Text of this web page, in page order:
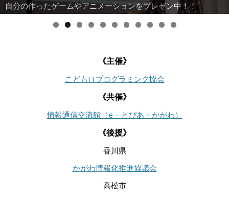
自分の作ったゲームやアニメーションをプレゼン中！！
《主催》
こどもITプログラミング協会
《共催》
情報通信交流館（e – とぴあ・かがわ）
《後援》
香川県
かがわ情報化推進協議会
高松市